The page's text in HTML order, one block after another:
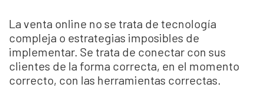
La venta online no se trata de tecnología
compleja o estrategias imposibles de
implementar. Se trata de conectar con sus
clientes de la forma correcta, en el momento
correcto, con las herramientas correctas.